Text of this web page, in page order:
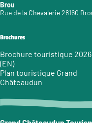
Brou
Rue de la Chevalerie 28160
Brochures
Brochure touristique 2026
(EN)
Plan touristique Grand
Châteaudun